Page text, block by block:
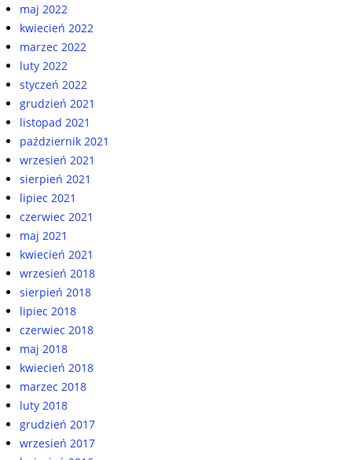
maj 2022
kwiecień 2022
marzec 2022
luty 2022
styczeń 2022
grudzień 2021
listopad 2021
październik 2021
wrzesień 2021
sierpień 2021
lipiec 2021
czerwiec 2021
maj 2021
kwiecień 2021
wrzesień 2018
sierpień 2018
lipiec 2018
czerwiec 2018
maj 2018
kwiecień 2018
marzec 2018
luty 2018
grudzień 2017
wrzesień 2017